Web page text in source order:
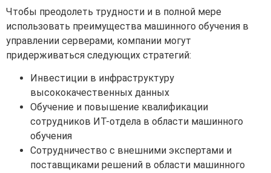
Чтобы преодолеть трудности и в полной мере
использовать преимущества машинного обучения в
управлении серверами, компании могут
придерживаться следующих стратегий:
Инвестиции в инфраструктуру
высококачественных данных
Обучение и повышение квалификации
сотрудников ИТ-отдела в области машинного
обучения
Сотрудничество с внешними экспертами и
поставщиками решений в области машинного